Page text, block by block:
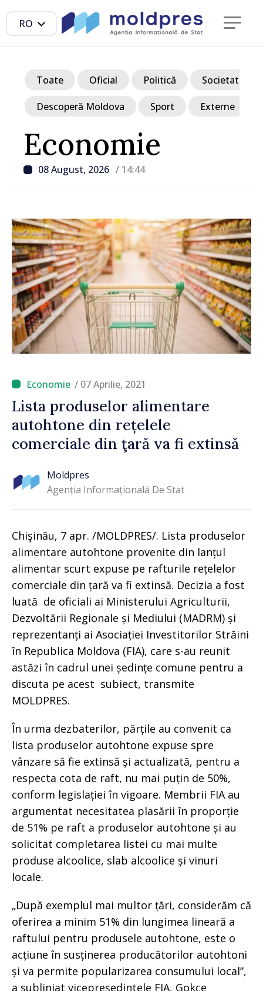
RO
Economie
08 August, 2026 / 14:44
Toate Oficial Politică Societate
Descoperă Moldova Sport Externe
/ 07 Aprilie, 2021
Lista produselor alimentare
autohtone din rețelele
comerciale din ţară va fi extinsă
Moldpres
Agenția Informațională De Stat
Chişinău, 7 apr. /MOLDPRES/. Lista produselor
alimentare autohtone provenite din lanțul
alimentar scurt expuse pe rafturile rețelelor
comerciale din țară va fi extinsă. Decizia a fost
luată de oficiali ai Ministerului Agriculturii,
Dezvoltării Regionale și Mediului (MADRM) și
reprezentanți ai Asociației Investitorilor Străini
în Republica Moldova (FIA), care s-au reunit
astăzi în cadrul unei ședințe comune pentru a
discuta pe acest subiect, transmite
MOLDPRES.
În urma dezbaterilor, părțile au convenit ca
lista produselor autohtone expuse spre
vânzare să fie extinsă și actualizată, pentru a
respecta cota de raft, nu mai puțin de 50%,
conform legislației în vigoare. Membrii FIA au
argumentat necesitatea plasării în proporție
de 51% pe raft a produselor autohtone și au
solicitat completarea listei cu mai multe
produse alcoolice, slab alcoolice și vinuri
locale.
„După exemplul mai multor țări, considerăm că
oferirea a minim 51% din lungimea lineară a
raftului pentru produsele autohtone, este o
acțiune în susținerea producătorilor autohtoni
și va permite popularizarea consumului local”,
a subliniat vicepreședintele FIA, Gokce